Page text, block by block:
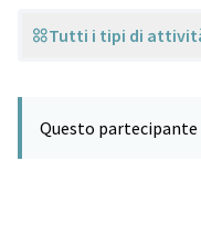
Tutti i tipi di
Questo